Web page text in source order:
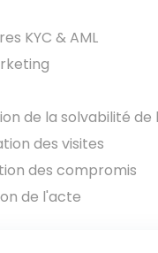
KYC & AML
de la solvabilité de
des visites
des compromis
de l'acte